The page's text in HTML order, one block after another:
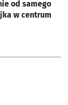
od samego
w centrum